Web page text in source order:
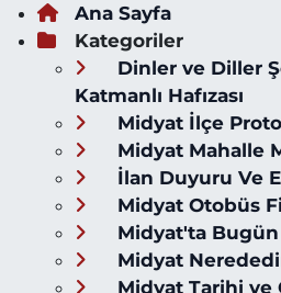
Ana Sayfa
Kategoriler
Dinler ve Diller
Katmanlı Hafızası
Midyat İlçe
Midyat Mahalle
İlan Duyuru Ve
Midyat Otobüs
Midyat'ta
Midyat
Midyat Tarihi ve